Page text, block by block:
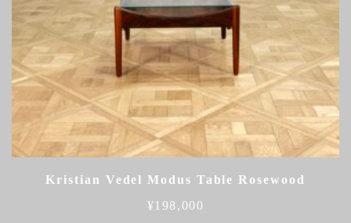
Kristian Vedel Modus Table Rosewood
¥198,000